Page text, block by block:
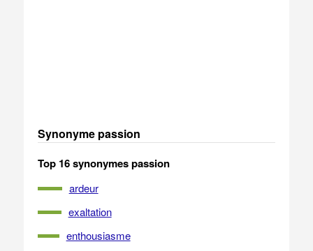
Synonyme passion
Top 16 synonymes passion
ardeur
exaltation
enthousiasme